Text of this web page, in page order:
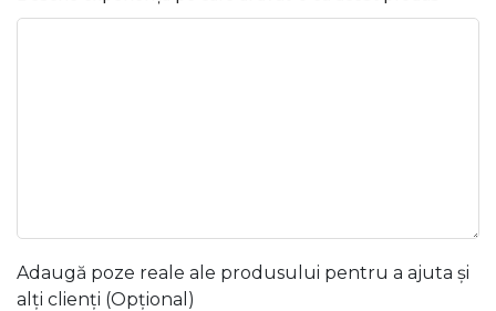
Adaugă poze reale ale produsului pentru a ajuta și
alți clienți (Opțional)